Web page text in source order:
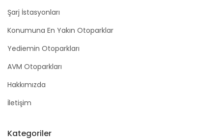
Şarj İstasyonları
Konumuna En Yakın Otoparklar
Yediemin Otoparkları
AVM Otoparkları
Hakkımızda
İletişim
Kategoriler